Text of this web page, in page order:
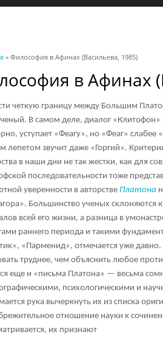
» Философия в Афинах (Васильева, 1985)
в Афинах
четкую границу между Большим
В самом деле, диалог «Клитофон»
уступает «Феагу», но «Феаг»
лепетом звучит даже «Горгий».
в наши дни не так жестки, как для
последовательности тоже
уверенности в авторстве Платона
Большинство ученых склоняются
всей его жизни, а разница в
раннего периода и такими
«Парменид», отмечается уже
труднее, чем объяснить любое
еще и «письма Платона» — весьма
психологическими и
рука вычеркнуть их из списка
отношение науки к
их признают